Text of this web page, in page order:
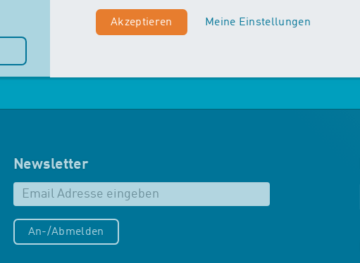
Akzeptieren Meine Einstellungen
Schwimmtechniken…
Newsletter
An-/Abmelden